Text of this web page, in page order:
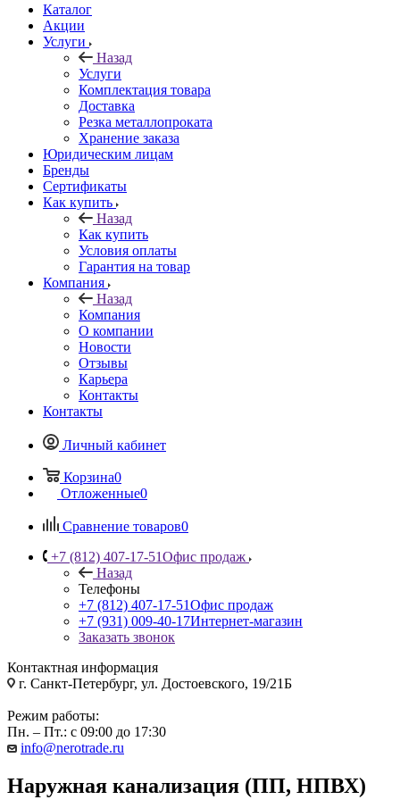
Каталог
Акции
Услуги
Назад
Услуги
Комплектация товара
Доставка
Резка металлопроката
Хранение заказа
Юридическим лицам
Бренды
Сертификаты
Как купить
Назад
Как купить
Условия оплаты
Гарантия на товар
Компания
Назад
Компания
О компании
Новости
Отзывы
Карьера
Контакты
Контакты
Личный кабинет
Корзина0
Отложенные0
Сравнение товаров0
+7 (812) 407-17-51Офис продаж
Назад
Телефоны
+7 (812) 407-17-51Офис продаж
+7 (931) 009-40-17Интернет-магазин
Заказать звонок
Контактная информация
г. Санкт-Петербург, ул. Достоевского, 19/21Б
Режим работы:
Пн. – Пт.: с 09:00 до 17:30
info@nerotrade.ru
Наружная канализация (ПП, НПВХ)